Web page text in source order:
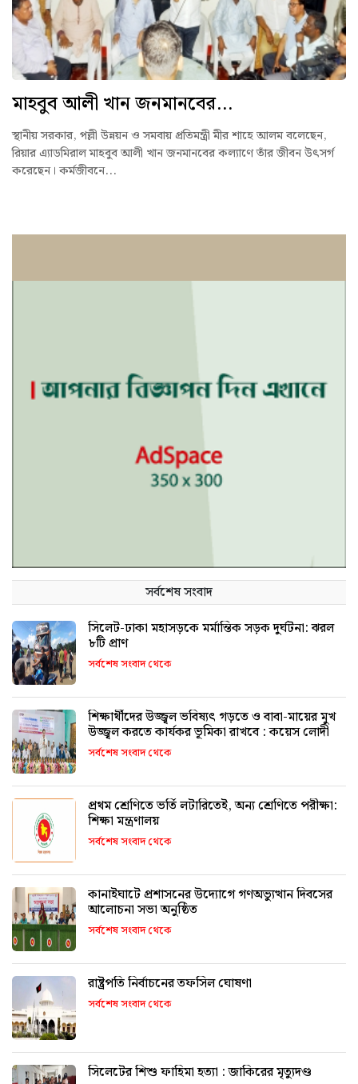
মাহবুব আলী খান জনমানবের...
স্থানীয় সরকার, পল্লী উন্নয়ন ও সমবায় প্রতিমন্ত্রী মীর শাহে আলম বলেছেন,
রিয়ার এ্যাডমিরাল মাহবুব আলী খান জনমানবের কল্যাণে তাঁর জীবন উৎসর্গ
করেছেন। কর্মজীবনে...
সর্বশেষ সংবাদ
সিলেট-ঢাকা মহাসড়কে মর্মান্তিক সড়ক দুর্ঘটনা: ঝরল
৮টি প্রাণ
সর্বশেষ সংবাদ থেকে
শিক্ষার্থীদের উজ্জ্বল ভবিষ্যৎ গড়তে ও বাবা-মায়ের মুখ
উজ্জ্বল করতে কার্যকর ভূমিকা রাখবে : কয়েস লোদী
সর্বশেষ সংবাদ থেকে
প্রথম শ্রেণিতে ভর্তি লটারিতেই, অন্য শ্রেণিতে পরীক্ষা:
শিক্ষা মন্ত্রণালয়
সর্বশেষ সংবাদ থেকে
কানাইঘাটে প্রশাসনের উদ্যোগে গণঅভ্যুত্থান দিবসের
আলোচনা সভা অনুষ্ঠিত
সর্বশেষ সংবাদ থেকে
রাষ্ট্রপতি নির্বাচনের তফসিল ঘোষণা
সর্বশেষ সংবাদ থেকে
সিলেটের শিশু ফাহিমা হত্যা : জাকিরের মৃত্যুদণ্ড